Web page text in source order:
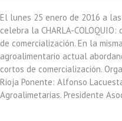
El lunes 25 enero de 2016 a
celebra la CHARLA-
de comercialización. En la
agroalimentario actual
cortos de comercialización.
Rioja Ponente: Alfonso
Agroalimetarias. Presidente